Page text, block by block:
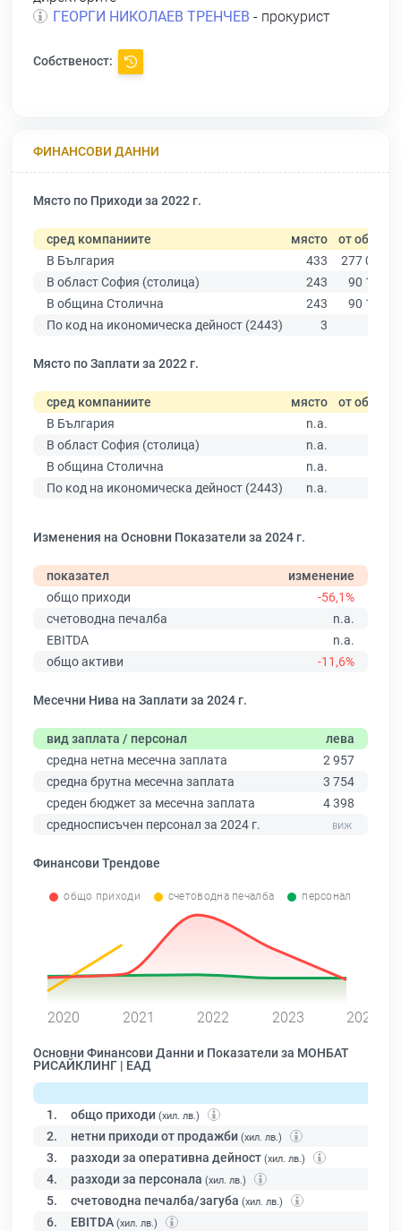
ГЕОРГИ НИКОЛАЕВ ТРЕНЧЕВ - прокурист
Собственост:
ФИНАНСОВИ ДАННИ
Място по Приходи за 2022 г.
сред компаниите място от общо
В България
433
277 019
В област София (столица)
243
90 178
В община Столична
243
90 178
По код на икономическа дейност (2443)
3
Място по Заплати за 2022 г.
сред компаниите място от общо
В България
n.a.
В област София (столица)
n.a.
В община Столична
n.a.
По код на икономическа дейност (2443)
n.a.
Изменения на Основни Показатели за 2024 г.
показател
изменение
общо приходи
-56,1%
счетоводна печалба
n.a.
EBITDA
n.a.
общо активи
-11,6%
Месечни Нива на Заплати за 2024 г.
вид заплата / персонал
лева
средна нетна месечна заплата
2 957
средна брутна месечна заплата
3 754
среден бюджет за месечна заплата
4 398
средносписъчен персонал за 2024 г.
Финансови Трендове
общо приходи счетоводна печалба персонал
2020 2021 2022 2023 2024
Основни Финансови Данни и Показатели за МОНБАТ
РИСАЙКЛИНГ | ЕАД
1. общо приходи (хил. лв.)
2. нетни приходи от продажби (хил. лв.)
3. разходи за оперативна дейност (хил. лв.)
4. разходи за персонала (хил. лв.)
5. счетоводна печалба/загуба (хил. лв.)
6. EBITDA (хил. лв.)